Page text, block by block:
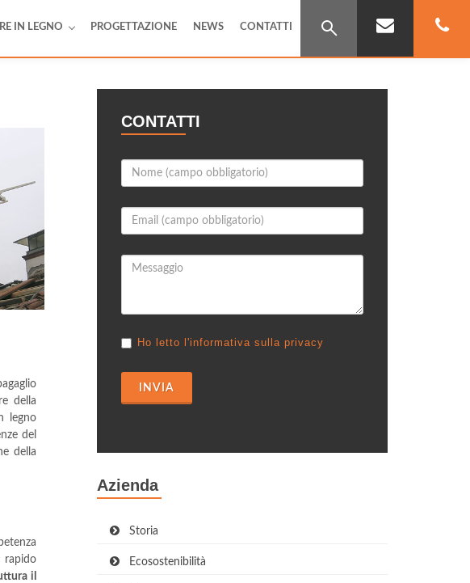
IN LEGNO PROGETTAZIONE NEWS CONTATTI
della
legno
del
della
rapido
il
CONTATTI
Ho letto l'informativa sulla privacy
INVIA
Azienda
Storia
Ecosostenibilità